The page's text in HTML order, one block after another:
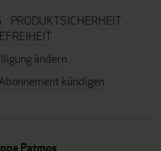
PRODUKTSICHERHEIT
ändern
Abonnement kündigen
Patmos